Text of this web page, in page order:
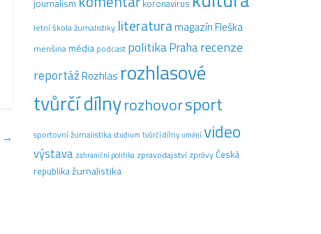
→
journalism
koronavirus
letní škola žurnalistiky literaturamagazín Fleška
menšinamédia podcast politikaPraharecenze
reportážRozhlas rozhlasové
tvůrčí dílnyrozhovorsport
sportovní žurnalistikastudium tvůrčí dílny uměnívideo
výstava zahraniční politika zpravodajství zprávyČeská
republikažurnalistika